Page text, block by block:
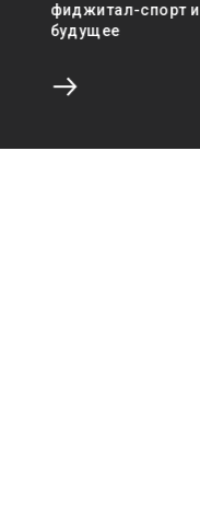
фиджитал-спорт
будущее